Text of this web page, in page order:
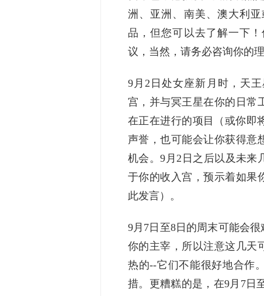
洲、亚洲、南美、澳大利
品，但您可以去了解一下
议，当然，请务必咨询你的理
9月2日处女座新月时，天
宫，并与冥王星在你的日常
在正在进行的项目（或你即
声誉，也可能会让你获得意
机会。9月2日之后以及未来
于你的收入宫，预示着如果
此发言）。
9月7日至8日的周末可能会
你的主宰，所以注意这几天
热的--它们不能很好地合作
措。更糟糕的是，在9月7日